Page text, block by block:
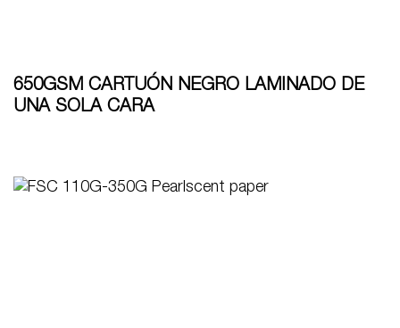
650GSM CARTUÓN NEGRO LAMINADO DE
UNA SOLA CARA